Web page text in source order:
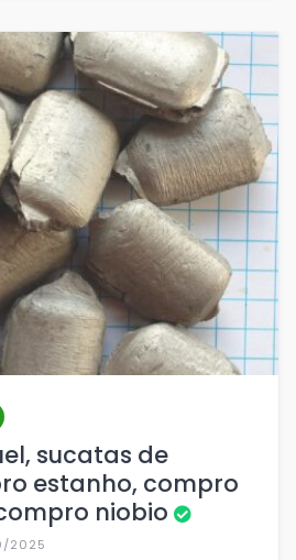
sucatas de
estanho, compro
niobio
2025